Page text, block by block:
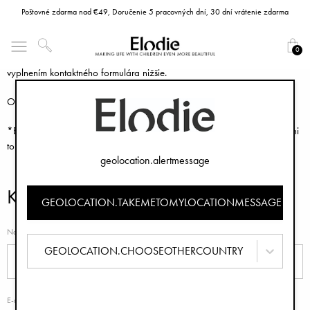
Poštovné zdarma nad €49, Doručenie 5 pracovných dní, 30 dní vrátenie zdarma
0
Máte otázky týkajúce sa vašej objednávky, produktu alebo nám chcete
poskytnúť spätnú väzbu? Neváhajte kontaktovať náš zákaznícky servis
vyplnením kontaktného formulára nižšie.
Otváracie hodiny: Pondelok - Piatok
*Budeme sa snažiť odpovedať každému do 24 hodín, avšak v rušné dni
to môže trvať až 36 hodín.
Kontaktný formulár
Názov
E-mail
geolocation.alertmessage
GEOLOCATION.TAKEMETOMYLOCATIONMESSAGE
GEOLOCATION.CHOOSEOTHERCOUNTRY